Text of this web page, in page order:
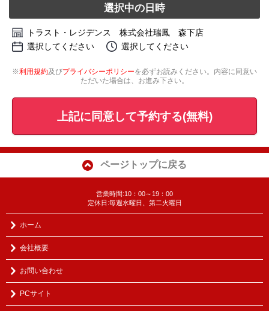
選択中の日時
トラスト・レジデンス 株式会社瑞鳳 森下店
選択してください
選択してください
※利用規約及びプライバシーポリシーを必ずお読みください。内容に同意い
ただいた場合は、お進み下さい。
上記に同意して予約する(無料)
ページトップに戻る
営業時間:10：00～19：00
定休日:毎週水曜日、第二火曜日
ホーム
会社概要
お問い合わせ
PCサイト